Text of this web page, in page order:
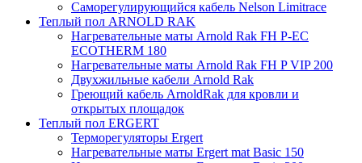
Саморегулирующийся кабель Nelson Limitrace
Теплый пол ARNOLD RAK
Нагревательные маты Arnold Rak FH P-EC
ECOTHERM 180
Нагревательные маты Arnold Rak FH P VIP 200
Двухжильные кабели Arnold Rak
Греющий кабель ArnoldRak для кровли и
открытых площадок
Теплый пол ERGERT
Терморегуляторы Ergert
Нагревательные маты Ergert mat Basic 150